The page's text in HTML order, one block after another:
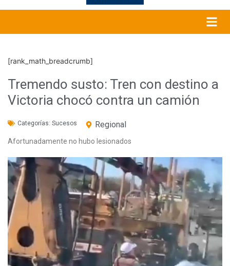
[rank_math_breadcrumb]
Tremendo susto: Tren con destino a
Victoria chocó contra un camión
Categorías: Sucesos Regional
Afortunadamente no hubo lesionados